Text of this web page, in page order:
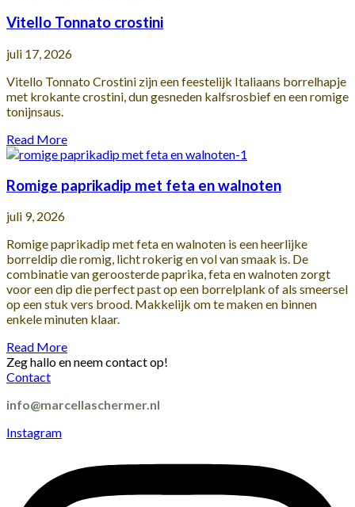
Vitello Tonnato crostini
juli 17, 2026
Vitello Tonnato Crostini zijn een feestelijk Italiaans borrelhapje
met krokante crostini, dun gesneden kalfsrosbief en een romige
tonijnsaus.
Read More
Romige paprikadip met feta en walnoten
juli 9, 2026
Romige paprikadip met feta en walnoten is een heerlijke
borreldip die romig, licht rokerig en vol van smaak is. De
combinatie van geroosterde paprika, feta en walnoten zorgt
voor een dip die perfect past op een borrelplank of als smeersel
op een stuk vers brood. Makkelijk om te maken en binnen
enkele minuten klaar.
Read More
Zeg hallo en neem contact op!
Contact
info@marcellaschermer.nl
Instagram